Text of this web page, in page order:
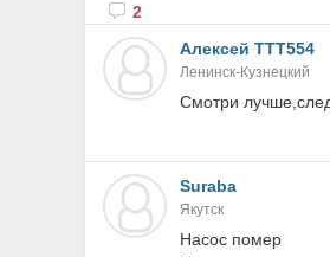
2
Алексей ТТТ554
Ленинск-Кузнецкий
Смотри
Suraba
Якутск
Насос помер